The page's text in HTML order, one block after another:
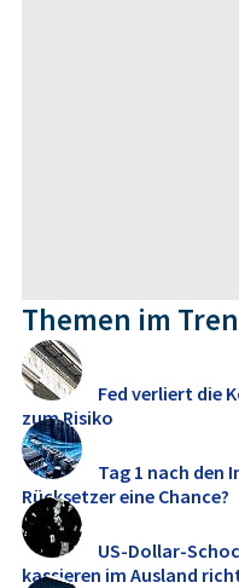
Themen im
Fed verliert die
zum Risiko
Tag 1 nach den
Rücksetzer eine Chance?
US-Dollar-
kassieren im Ausland